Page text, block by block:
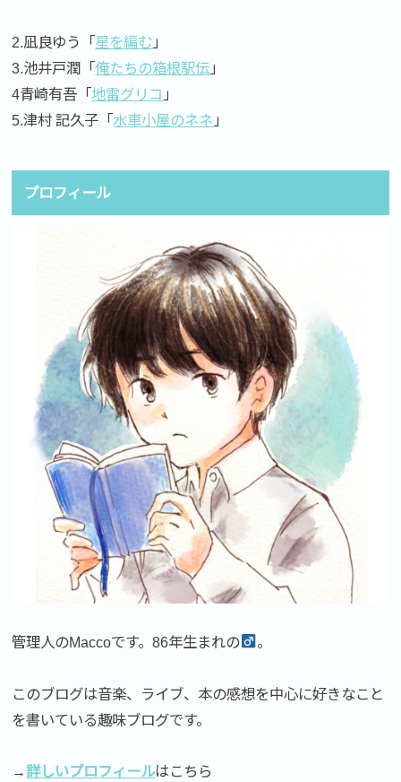
2.凪良ゆう「星を編む 」
3.池井戸潤「俺たちの箱根駅伝 」
4青崎有吾「地雷グリコ 」
5.津村 記久子「水車小屋のネネ 」
プロフィール
管理人のMaccoです。86年生まれの 。
このブログは音楽、ライブ、本の感想を中心に好きなこと
を書いている趣味ブログです。
→詳しいプロフィールはこちら